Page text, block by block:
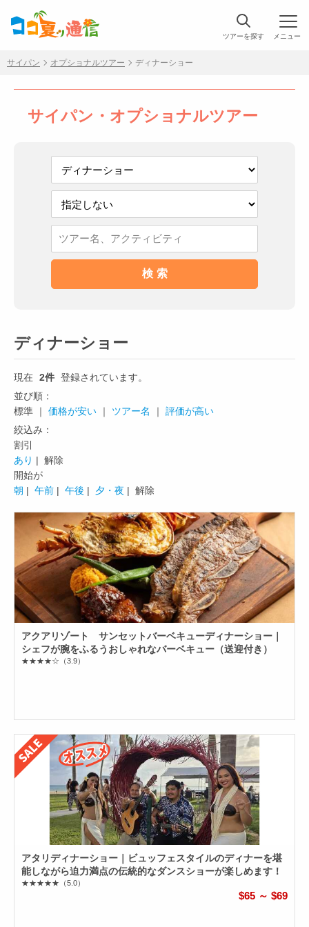
ツアーを探す
サイパン オプショナルツアー ディナーショー
サイパン・オプショナルツアー
ディナーショー
現在 2件 登録されています。
並び順：
標準 ｜ 価格が安い ｜ ツアー名 ｜ 評価が高い
絞込み：
割引
あり | 解除
開始が
朝 | 午前 | 午後 | 夕・夜 | 解除
アクアリゾート サンセットバーベキューディナーショー｜
シェフが腕をふるうおしゃれなバーベキュー（送迎付き）
★★★★☆ （3.9）
アタリディナーショー｜ビュッフェスタイルのディナーを堪
能しながら迫力満点の伝統的なダンスショーが楽しめます！
★★★★★ （5.0）
$65 ～ $69
メニュー